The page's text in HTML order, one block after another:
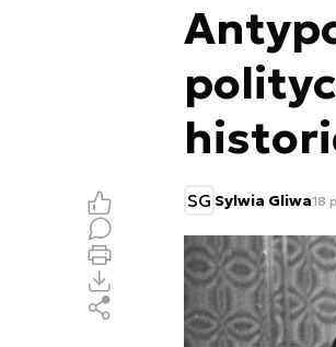
SG Sylwia Gliwa18